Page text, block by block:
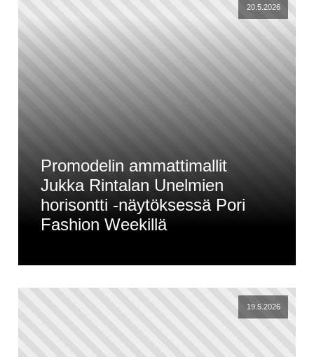
20.5.2026
Promodelin ammattimallit
Jukka Rintalan Unelmien
horisontti -näytöksessä Pori
Fashion Weekillä
19.5.2026